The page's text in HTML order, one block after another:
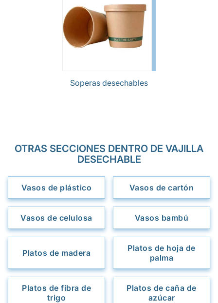
Soperas desechables
OTRAS SECCIONES DENTRO DE VAJILLA
DESECHABLE
Vasos de plástico Vasos de cartón
Vasos de celulosa Vasos bambú
Platos de madera
Platos de hoja de
palma
Platos de fibra de
trigo
Platos de caña de
azúcar